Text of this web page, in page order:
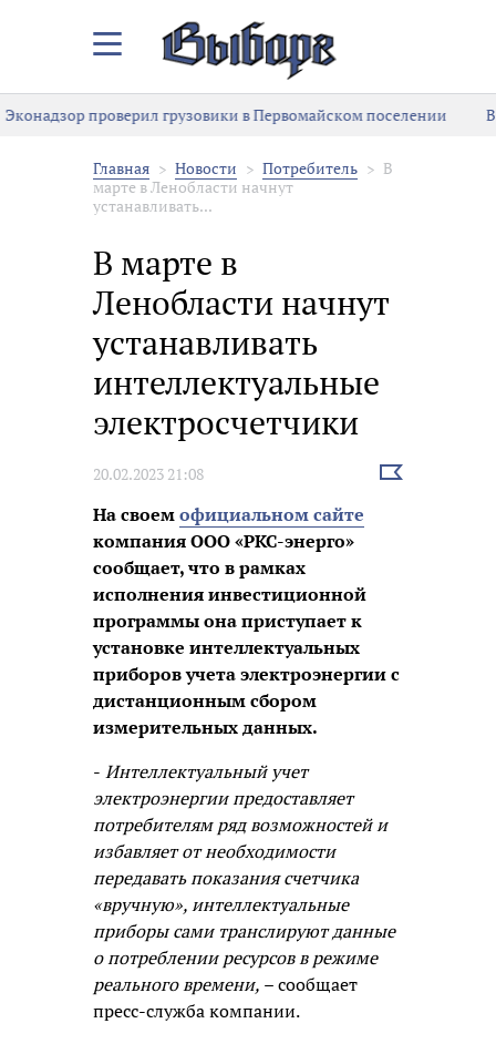
Закрыть/
меню
Эконадзор проверил грузовики в Первомайском поселении
Главная Новости Потребитель
В
марте в Ленобласти начнут
устанавливать...
В марте в
Ленобласти начнут
устанавливать
интеллектуальные
электросчетчики
20.02.2023 21:08
Выбрать
На своемофициальном сайте
компания ООО «РКС-энерго»
сообщает, что в рамках
исполнения инвестиционной
программы она приступает к
установке интеллектуальных
приборов учета электроэнергии с
дистанционным сбором
измерительных данных.
- Интеллектуальный учет
электроэнергии предоставляет
потребителям ряд возможностей и
избавляет от необходимости
передавать показания счетчика
«вручную», интеллектуальные
приборы сами транслируют данные
о потреблении ресурсов в режиме
реального времени, – сообщает
пресс-служба компании.